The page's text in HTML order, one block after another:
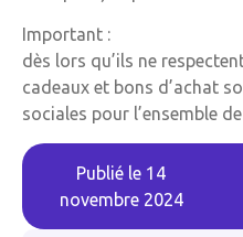
Important :
dès lors qu’ils ne
cadeaux et bons d’achat
sociales pour l’ensemble
Publié le 14
novembre 2024